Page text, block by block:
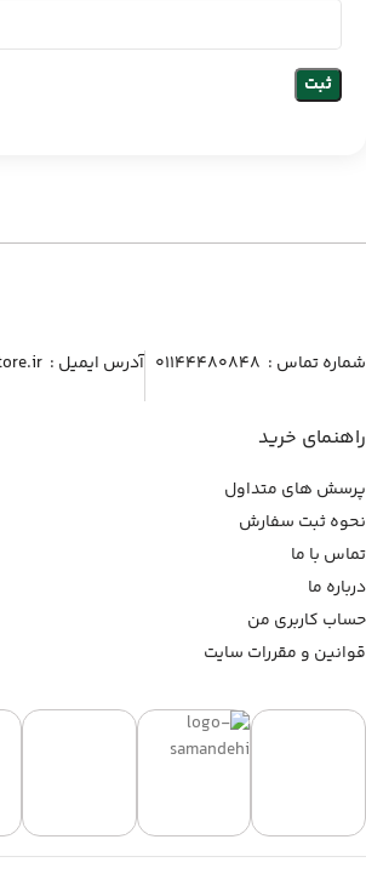
شماره تماس :‌ ۰۱۱۴۴۴۸۰۸۴۸ آدرس ایمیل :‌ info@reyhanestore.ir
راهنمای خرید
پرسش های متداول
نحوه ثبت سفارش
تماس با ما
درباره ما
حساب کاربری من
قوانین و مقررات سایت